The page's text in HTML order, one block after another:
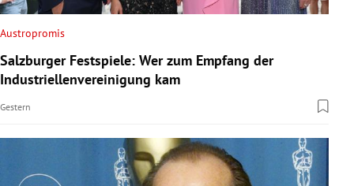
Austropromis
Salzburger Festspiele: Wer zum Empfang der
Industriellenvereinigung kam
Gestern